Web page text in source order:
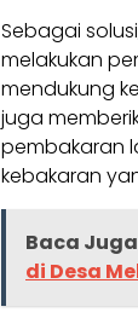
Sebagai
melakukan
mendukung
juga
pembakaran
kebakaran
Baca
di Desa